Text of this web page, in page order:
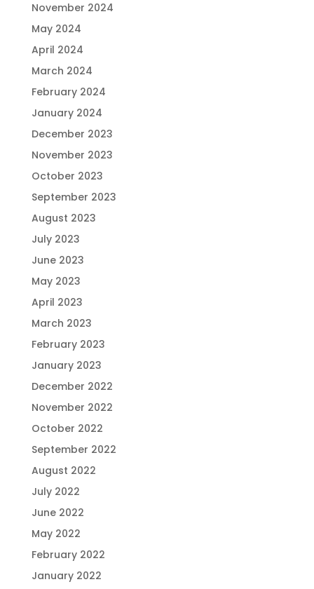
November 2024
May 2024
April 2024
March 2024
February 2024
January 2024
December 2023
November 2023
October 2023
September 2023
August 2023
July 2023
June 2023
May 2023
April 2023
March 2023
February 2023
January 2023
December 2022
November 2022
October 2022
September 2022
August 2022
July 2022
June 2022
May 2022
February 2022
January 2022